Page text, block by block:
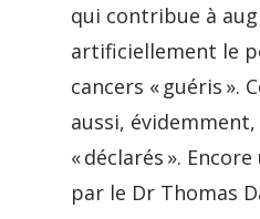
qui contribue à
artificiellement le
cancers « guéris ».
aussi,
« déclarés ».
par le Dr Thomas